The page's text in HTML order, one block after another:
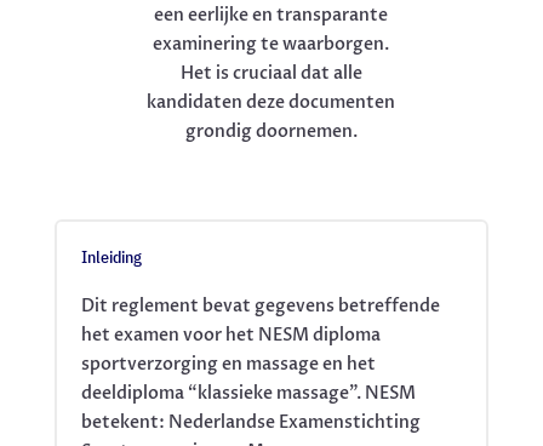
een eerlijke en transparante
examinering te waarborgen.
Het is cruciaal dat alle
kandidaten deze documenten
grondig doornemen.
Inleiding
Dit reglement bevat gegevens betreffende
het examen voor het NESM diploma
sportverzorging en massage en het
deeldiploma “klassieke massage”. NESM
betekent: Nederlandse Examenstichting